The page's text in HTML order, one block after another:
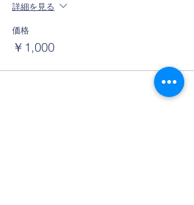
詳細を見る
価格
￥1,000